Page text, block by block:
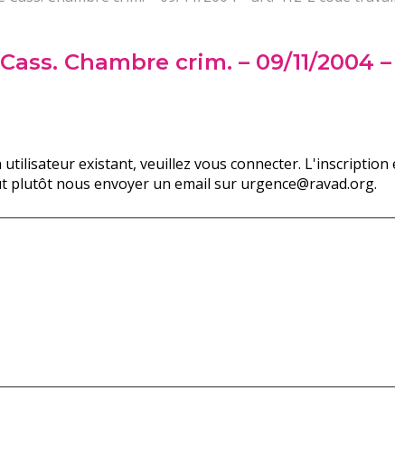
Chambre crim. – 09/11/2004
existant, veuillez vous connecter.
nous envoyer un email sur urgence@ravad.org.